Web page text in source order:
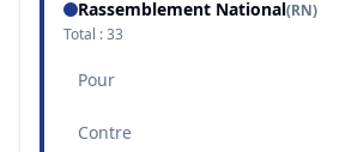
Rassemblement National(RN)
Total :33
Pour
Contre